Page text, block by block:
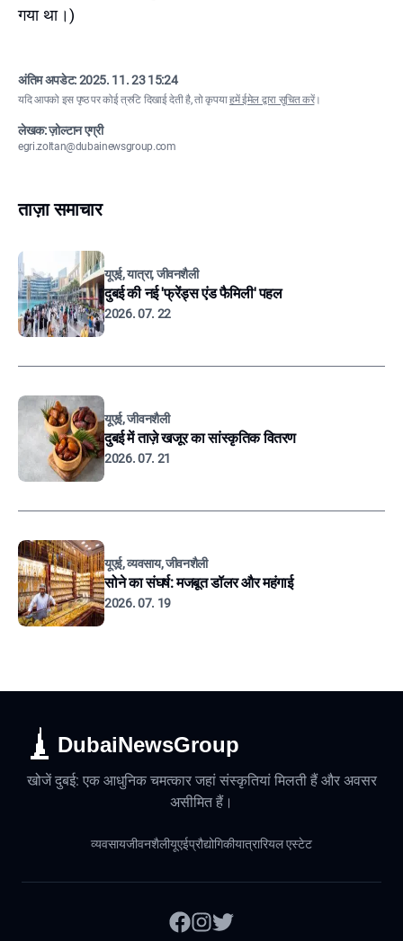
गया था।)
अंतिम अपडेट:2025. 11. 23 15:24
यदि आपको इस पृष्ठ पर कोई त्रुटि दिखाई देती है, तो कृपयाहमें ईमेल द्वारा सूचित करें।
लेखक: ज़ोल्टान एग्री
egri.zoltan@dubainewsgroup.com
ताज़ा समाचार
यूएई, यात्रा, जीवनशैली
दुबई की नई 'फ्रेंड्स एंड फैमिली' पहल
2026. 07. 22
यूएई, जीवनशैली
दुबई में ताज़े खजूर का सांस्कृतिक वितरण
2026. 07. 21
यूएई, व्यवसाय, जीवनशैली
सोने का संघर्ष: मजबूत डॉलर और महंगाई
2026. 07. 19
DubaiNewsGroup
खोजें दुबई: एक आधुनिक चमत्कार जहां संस्कृतियां मिलती हैं और अवसर
असीमित हैं।
व्यवसायजीवनशैलीयूएईप्रौद्योगिकीयात्रारियल एस्टेट